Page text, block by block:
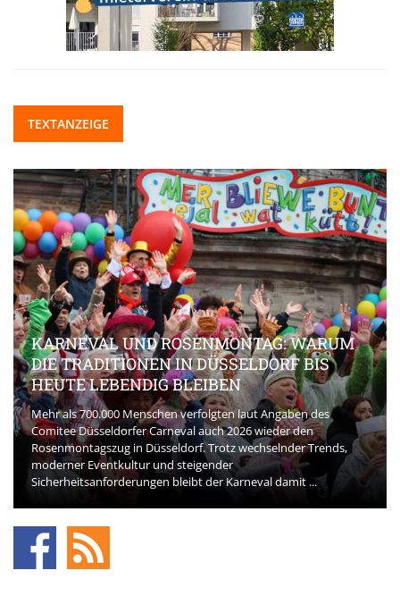
TEXTANZEIGE
KARNEVAL UND ROSENMONTAG: WARUM
DIE TRADITIONEN IN DÜSSELDORF BIS
HEUTE LEBENDIG BLEIBEN
Mehr als 700.000 Menschen verfolgten laut Angaben des
Comitee Düsseldorfer Carneval auch 2026 wieder den
Rosenmontagszug in Düsseldorf. Trotz wechselnder Trends,
moderner Eventkultur und steigender
Sicherheitsanforderungen bleibt der Karneval damit ...